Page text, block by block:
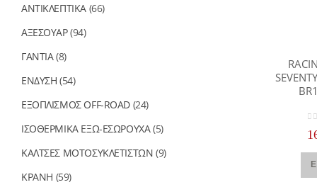
ΑΝΤΙΚΛΕΠΤΙΚΑ (66)
ΑΞΕΣΟΥΑΡ(94)
ΓΑΝΤΙΑ(8)
ΕΝΔΥΣΗ (54)
ΕΞΟΠΛΙΣΜΟΣ OFF-ROAD (24)
ΙΣΟΘΕΡΜΙΚΑ ΕΞΩ-ΕΣΩΡΟΥΧΑ(5)
ΚΑΛΤΣΕΣ ΜΟΤΟΣΥΚΛΕΤΙΣΤΩΝ (9)
ΚΡΑΝΗ (59)